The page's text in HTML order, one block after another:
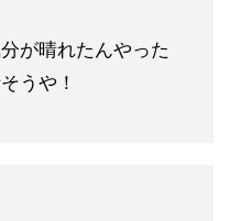
が晴れたんやった
うや！